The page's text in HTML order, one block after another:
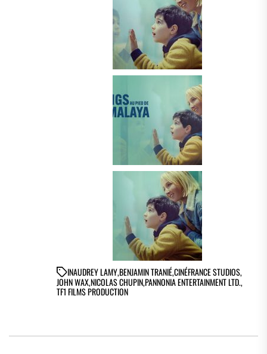
INAUDREY LAMY,BENJAMIN TRANIÉ,CINÉFRANCE STUDIOS,
JOHN WAX,NICOLAS CHUPIN,PANNONIA ENTERTAINMENT LTD.,
TF1 FILMS PRODUCTION